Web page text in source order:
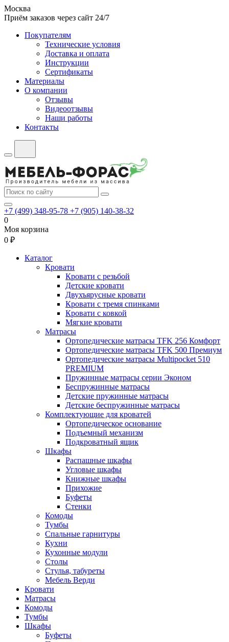
Москва
Приём заказов через сайт 24/7
Покупателям
Технические условия
Доставка и оплата
Инструкции
Сертификаты
Материалы
О компании
Отзывы
Видеоотзывы
Наши работы
Контакты
+7 (499) 348-95-78 +7 (905) 140-38-32
0
Моя корзина
0 ₽
Каталог
Кровати
Кровати с резьбой
Детские кровати
Двухъярусные кровати
Кровати с тремя спинками
Кровати с ковкой
Мягкие кровати
Матрасы
Ортопедические матрасы TFK 256 Комфорт
Ортопедические матрасы TFK 500 Премиум
Ортопедические матрасы Multipocket 510
PREMIUM
Пружинные матрасы серии Эконом
Беспружинные матрасы
Детские пружинные матрасы
Детские беспружинные матрасы
Комплектующие для кроватей
Ортопедическое основание
Подъемный механизм
Подкроватный ящик
Шкафы
Распашные шкафы
Угловые шкафы
Книжные шкафы
Прихожие
Буфеты
Стенки
Комоды
Тумбы
Спальные гарнитуры
Кухни
Кухонные модули
Столы
Стулья, табуреты
Мебель Верди
Кровати
Матрасы
Комоды
Тумбы
Шкафы
Буфеты